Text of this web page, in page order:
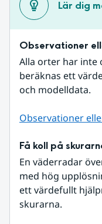
Lär dig
Observationer
Alla orter har inte
beräknas ett
och modelldata.
Observationer
Få koll på
En väderradar
med hög
ett värdefullt
skurarna.